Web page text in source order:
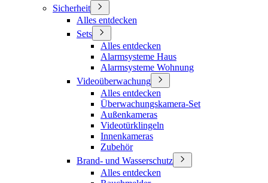
Sicherheit
Alles entdecken
Sets
Alles entdecken
Alarmsysteme Haus
Alarmsysteme Wohnung
Videoüberwachung
Alles entdecken
Überwachungskamera-Set
Außenkameras
Videotürklingeln
Innenkameras
Zubehör
Brand- und Wasserschutz
Alles entdecken